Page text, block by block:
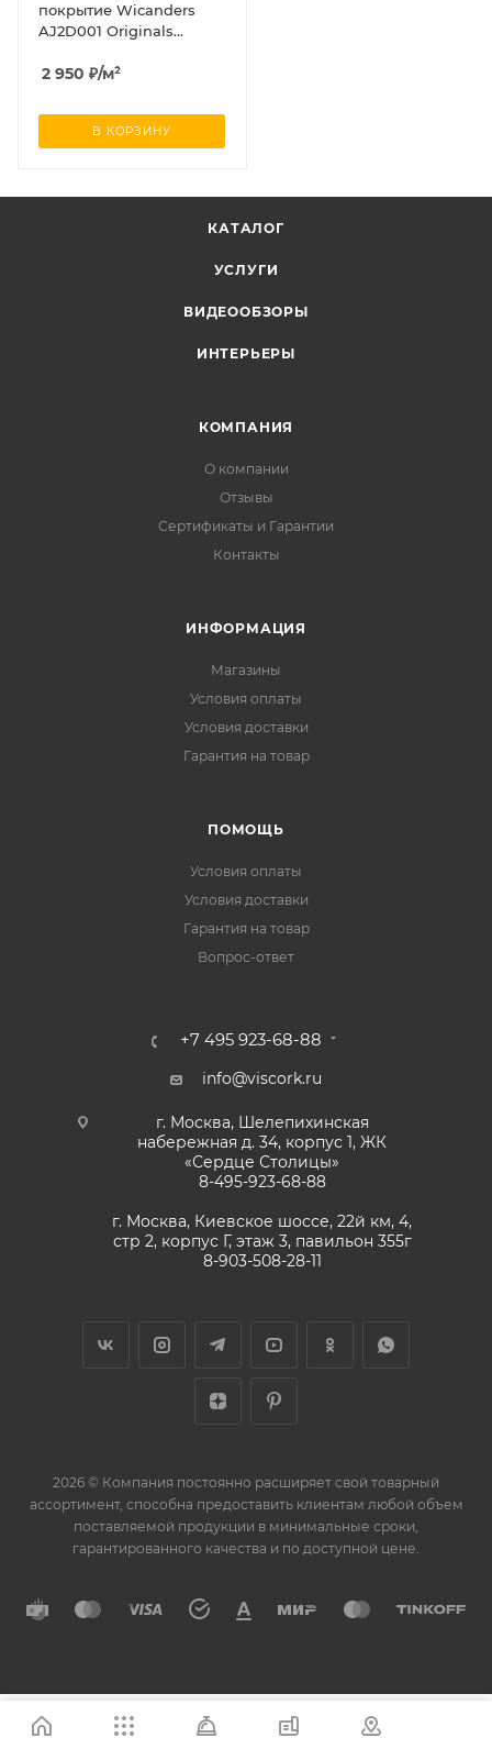
покрытие Wicanders
AJ2D001 Originals
Честнут)
2 950 ₽/м²
В КОРЗИНУ
КАТАЛОГ
УСЛУГИ
ВИДЕООБЗОРЫ
ИНТЕРЬЕРЫ
КОМПАНИЯ
О компании
Отзывы
Сертификаты и Гарантии
Контакты
ИНФОРМАЦИЯ
Магазины
Условия оплаты
Условия доставки
Гарантия на товар
ПОМОЩЬ
Условия оплаты
Условия доставки
Гарантия на товар
Вопрос-ответ
+7 495 923-68-88
info@viscork.ru
г. Москва, Шелепихинская
набережная д. 34, корпус 1, ЖК
«Сердце Столицы»
8-495-923-68-88
г. Москва, Киевское шоссе, 22й км, 4,
стр 2, корпус Г, этаж 3, павильон 355г
8-903-508-28-11
2026 © Компания постоянно расширяет свой товарный
ассортимент, способна предоставить клиентам любой объем
поставляемой продукции в минимальные сроки,
гарантированного качества и по доступной цене.